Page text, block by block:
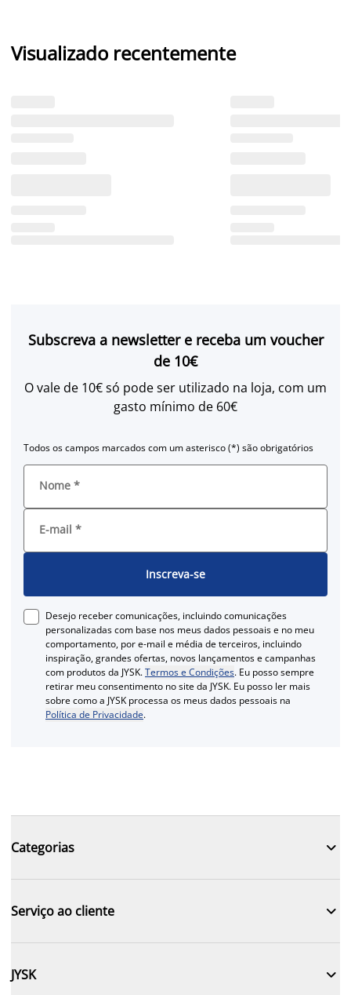
Visualizado recentemente
Subscreva a newsletter e receba um voucher
de 10€
O vale de 10€ só pode ser utilizado na loja, com um
gasto mínimo de 60€
Todos os campos marcados com um asterisco (*) são obrigatórios
Nome *
E-mail *
Inscreva-se
Desejo receber comunicações, incluindo comunicações
personalizadas com base nos meus dados pessoais e no meu
comportamento, por e-mail e média de terceiros, incluindo
inspiração, grandes ofertas, novos lançamentos e campanhas
com produtos da JYSK.Termos e Condições. Eu posso sempre
retirar meu consentimento no site da JYSK. Eu posso ler mais
sobre como a JYSK processa os meus dados pessoais na
Política de Privacidade.
Categorias 
Serviço ao cliente 
JYSK 